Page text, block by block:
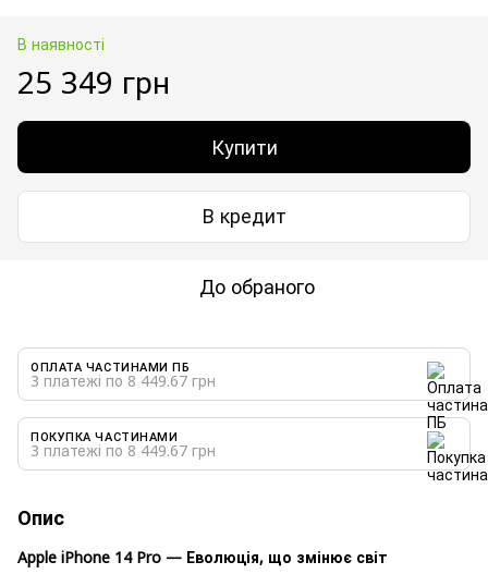
В наявності
25 349 грн
Купити
В кредит
До обраного
ОПЛАТА ЧАСТИНАМИ ПБ
3 платежі по 8 449.67 грн
ПОКУПКА ЧАСТИНАМИ
3 платежі по 8 449.67 грн
Опис
Apple iPhone 14 Pro — Еволюція, що змінює світ